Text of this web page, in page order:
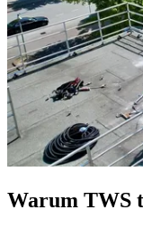
Warum TWS